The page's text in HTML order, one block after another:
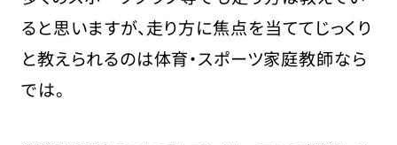
ると思いますが、走り方に焦点を当ててじっくり
と教えられるのは体育・スポーツ家庭教師なら
では。